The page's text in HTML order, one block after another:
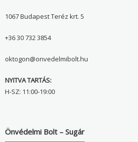
1067 Budapest Teréz krt. 5
+36 30 732 3854
oktogon@onvedelmibolt.hu
NYITVA TARTÁS:
H-SZ: 11:00-19:00
Önvédelmi Bolt – Sugár